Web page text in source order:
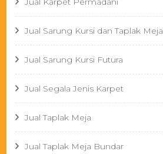
Jual Sarung Kursi dan Taplak Meja
Jual Sarung Kursi Futura
Jual Segala Jenis Karpet
Jual Taplak Meja
Jual Taplak Meja Bundar